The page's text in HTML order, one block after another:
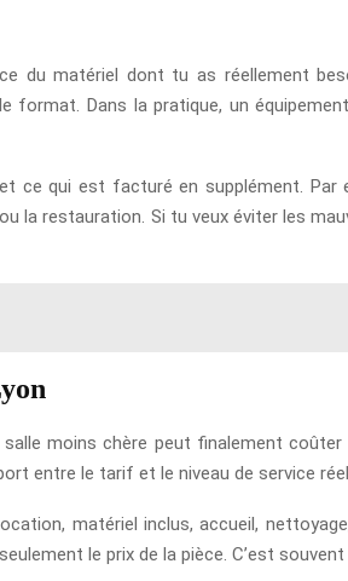
du matériel dont tu as réellement
format. Dans la pratique, un
ce qui est facturé en supplément.
la restauration. Si tu veux éviter les
moins chère peut finalement
entre le tarif et le niveau de service réel.
matériel inclus, accueil,
le prix de la pièce. C’est